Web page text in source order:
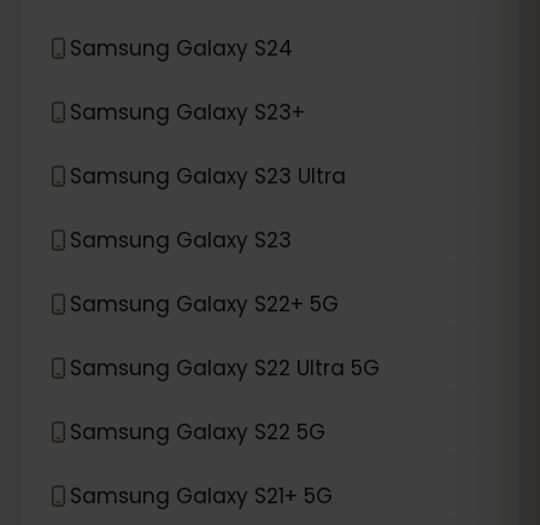
Samsung Galaxy S24
Samsung Galaxy S23+
Samsung Galaxy S23 Ultra
Samsung Galaxy S23
Samsung Galaxy S22+ 5G
Samsung Galaxy S22 Ultra 5G
Samsung Galaxy S22 5G
Samsung Galaxy S21+ 5G